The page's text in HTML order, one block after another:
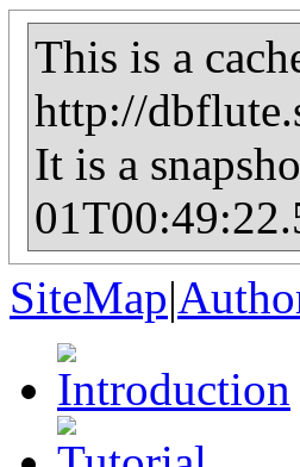
This is a
http://
It is a
SiteMap|